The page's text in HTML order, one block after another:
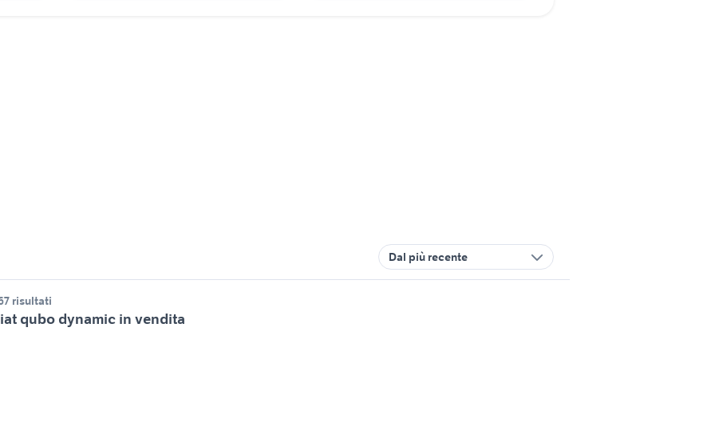
Dal più recente
risultati
qubo dynamic in vendita